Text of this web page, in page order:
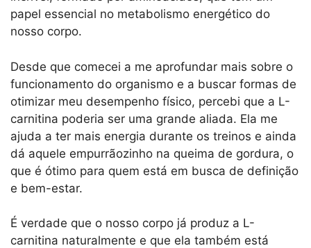
papel essencial no metabolismo energético do
nosso corpo.
Desde que comecei a me aprofundar mais sobre o
funcionamento do organismo e a buscar formas de
otimizar meu desempenho físico, percebi que a L-
carnitina poderia ser uma grande aliada. Ela me
ajuda a ter mais energia durante os treinos e ainda
dá aquele empurrãozinho na queima de gordura, o
que é ótimo para quem está em busca de definição
e bem-estar.
É verdade que o nosso corpo já produz a L-
carnitina naturalmente e que ela também está